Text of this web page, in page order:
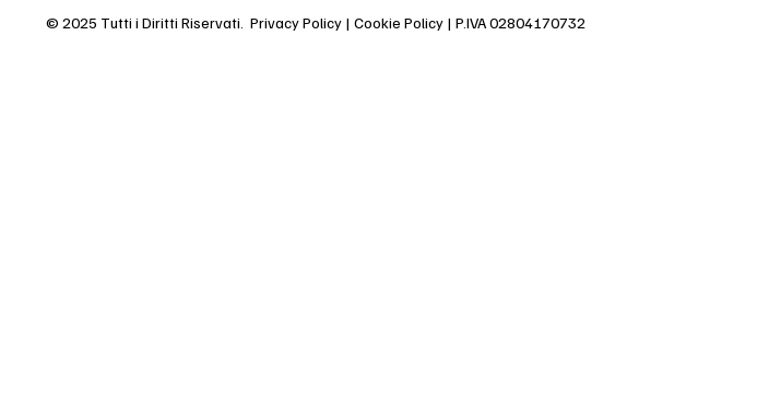
© 2025 Tutti i Diritti Riservati. Privacy Policy | Cookie Policy | P.IVA 02804170732